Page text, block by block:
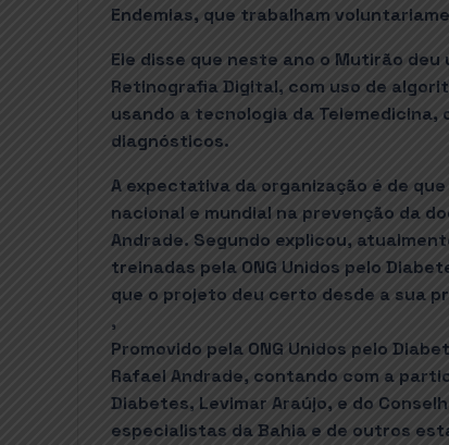
Endemias, que trabalham
Ele disse que neste ano o Mutirão
Retinografia Digital, com uso de
usando a tecnologia da
diagnósticos.
A expectativa da organização é de
nacional e mundial na prevenção da
Andrade. Segundo explicou,
treinadas pela ONG Unidos pelo
que o projeto deu certo desde a sua
,
Promovido pela ONG Unidos pelo
Rafael Andrade, contando com a
Diabetes, Levimar Araújo, e do
especialistas da Bahia e de outros